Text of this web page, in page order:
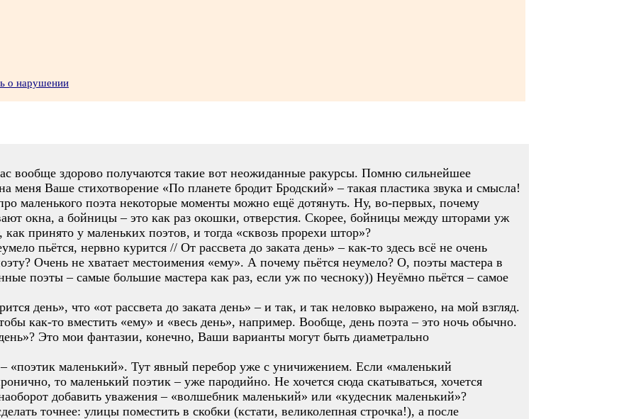
о нарушении
вообще здорово получаются такие вот неожиданные ракурсы. Помню сильнейшее
меня Ваше стихотворение «По планете бродит Бродский» – такая пластика звука и смысла!
маленького поэта некоторые моменты можно ещё дотянуть. Ну, во-первых, почему
окна, а бойницы – это как раз окошки, отверстия. Скорее, бойницы между шторами уж
принято у маленьких поэтов, и тогда «сквозь прорехи штор»?
пьётся, нервно курится // От рассвета до заката день» – как-то здесь всё не очень
Очень не хватает местоимения «ему». А почему пьётся неумело? О, поэты мастера в
поэты – самые большие мастера как раз, если уж по чесноку)) Неуёмно пьётся – самое
день», что «от рассвета до заката день» – и так, и так неловко выражено, на мой взгляд.
как-то вместить «ему» и «весь день», например. Вообще, день поэта – это ночь обычно.
Это мои фантазии, конечно, Ваши варианты могут быть диаметрально
«поэтик маленький». Тут явный перебор уже с уничижением. Если «маленький
то маленький поэтик – уже пародийно. Не хочется сюда скатываться, хочется
добавить уважения – «волшебник маленький» или «кудесник маленький»?
точнее: улицы поместить в скобки (кстати, великолепная строчка!), а после